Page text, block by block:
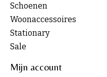
Schoenen
Woonaccessoires
Stationary
Sale
Mijn account